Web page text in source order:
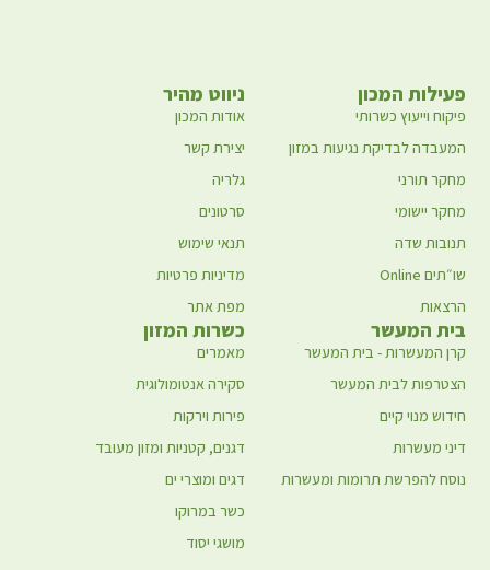
ניווט מהיר
אודות המכון
יצירת קשר
גלריה
סרטונים
תנאי שימוש
מדיניות פרטיות
מפת אתר
פעילות המכון
פיקוח וייעוץ כשרותי
המעבדה לבדיקת נגיעות במזון
מחקר תורני
מחקר יישומי
תנובות שדה
שו״תים Online
הרצאות
כשרות המזון
מאמרים
סקירה אנטומולוגית
פירות וירקות
דגנים, קטניות ומזון מעובד
דגים ומוצרי ים
כשר במרוקו
מושגי יסוד
בית המעשר
קרן המעשרות - בית המעשר
הצטרפות לבית המעשר
חידוש מנוי קיים
דיני מעשרות
נוסח להפרשת תרומות ומעשרות